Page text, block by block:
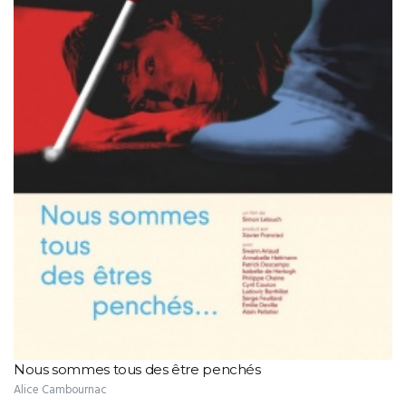
Nous sommes tous des être penchés
Alice Cambournac